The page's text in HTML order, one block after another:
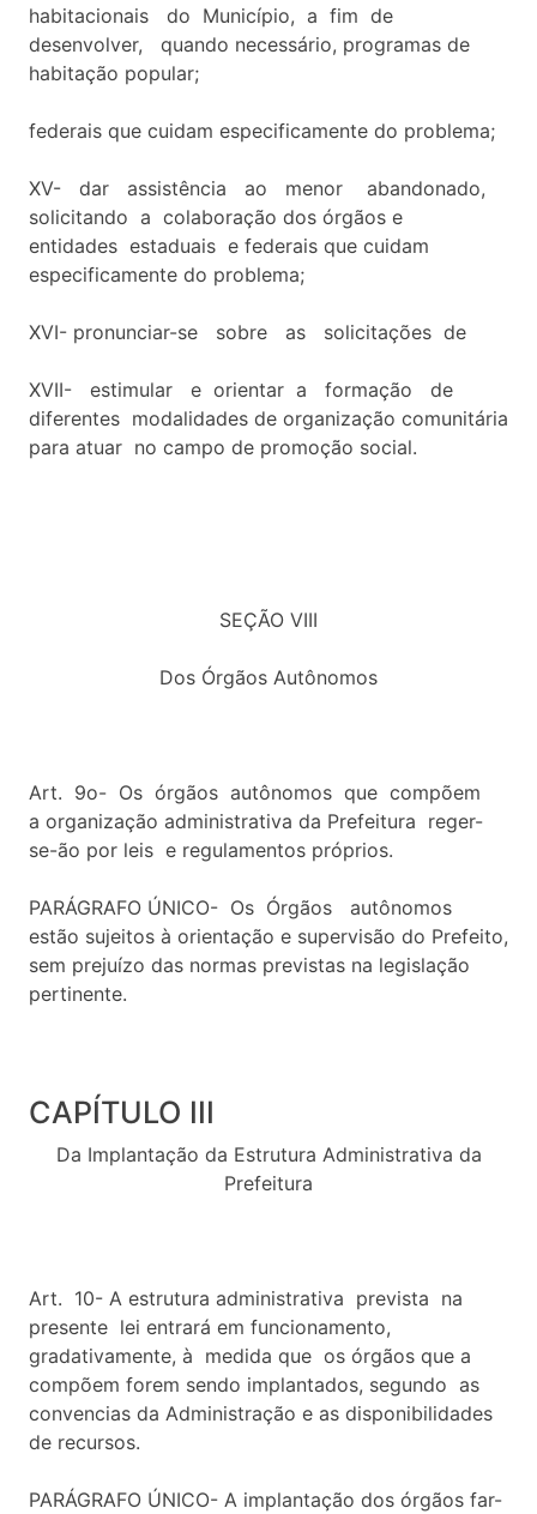
habitacionais do Município, a fim de
desenvolver, quando necessário, programas de
habitação popular;
federais que cuidam especificamente do problema;
XV- dar assistência ao menor abandonado,
solicitando a colaboração dos órgãos e
entidades estaduais e federais que cuidam
especificamente do problema;
XVI- pronunciar-se sobre as solicitações de
XVII- estimular e orientar a formação de
diferentes modalidades de organização comunitária
para atuar no campo de promoção social.
SEÇÃO VIII
Dos Órgãos Autônomos
Art. 9o- Os órgãos autônomos que compõem
a organização administrativa da Prefeitura reger-
se-ão por leis e regulamentos próprios.
PARÁGRAFO ÚNICO- Os Órgãos autônomos
estão sujeitos à orientação e supervisão do Prefeito,
sem prejuízo das normas previstas na legislação
pertinente.
CAPÍTULO III
Da Implantação da Estrutura Administrativa da
Prefeitura
Art. 10- A estrutura administrativa prevista na
presente lei entrará em funcionamento,
gradativamente, à medida que os órgãos que a
compõem forem sendo implantados, segundo as
convencias da Administração e as disponibilidades
de recursos.
PARÁGRAFO ÚNICO- A implantação dos órgãos far-